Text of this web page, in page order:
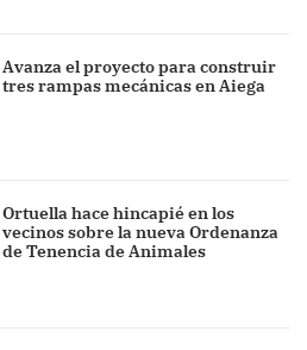
Avanza el proyecto para construir
tres rampas mecánicas en Aiega
Ortuella hace hincapié en los
vecinos sobre la nueva Ordenanza
de Tenencia de Animales